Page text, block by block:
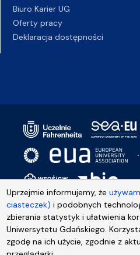
Uprzejmie informujemy, że
ciasteczek) i podobnych
zbierania statystyk i ułatwienia
Uniwersytetu Gdańskiego.
zgodę na ich użycie, zgodnie z
Biuro Karier UG
Oferty pracy
Deklaracja dostępności